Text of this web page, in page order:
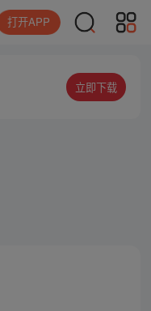
打开APP
立即下载